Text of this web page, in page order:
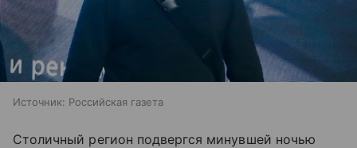
Источник: Российская газета
Столичный регион подвергся минувшей ночью